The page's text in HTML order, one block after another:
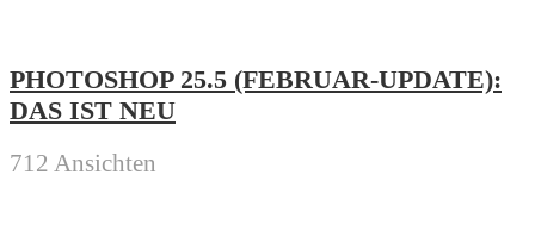
PHOTOSHOP 25.5 (FEBRUAR-UPDATE):
DAS IST NEU
712 Ansichten